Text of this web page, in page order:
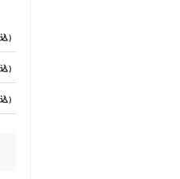
）
）
）